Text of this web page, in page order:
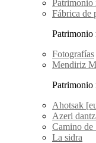
Patrimonio
Fábrica de
Patrimonio
Fotografías
Mendiriz
Patrimonio
Ahotsak
Azeri
Camino de
La sidra